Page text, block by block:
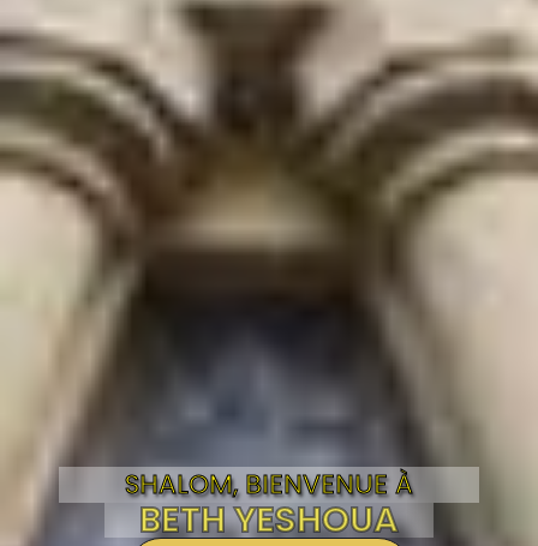
SHALOM, BIENVENUE À
BETH YESHOUA